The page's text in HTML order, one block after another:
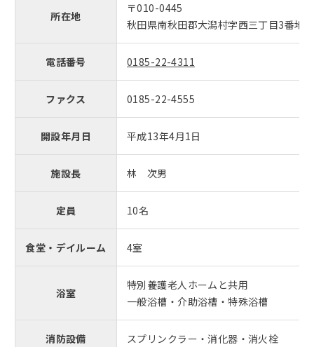
所在地
〒010-0445
秋田県南秋田郡大潟村字西三丁目3番地
電話番号 0185-22-4311
ファクス 0185-22-4555
開設年月日 平成13年4月1日
施設長 林 次男
定員 10名
食堂・デイルーム 4室
浴室
特別養護老人ホームと共用
一般浴槽・介助浴槽・特殊浴槽
消防設備 スプリンクラー・消化器・消火栓